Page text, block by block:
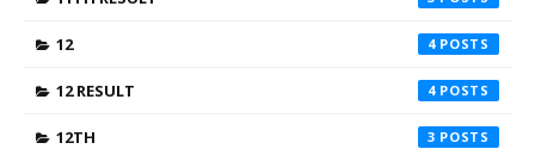
12 4
12 RESULT 4
12TH 3